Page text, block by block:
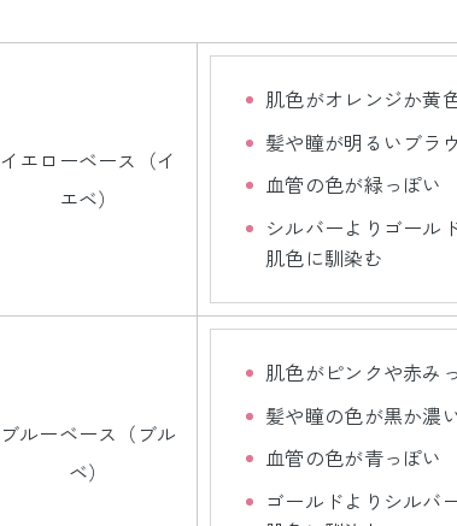
イエローベース（イ
エベ）
肌色がオレンジか黄
髪や瞳が明るいブラ
血管の色が緑っぽい
シルバーよりゴール
肌色に馴染む
ブルーベース（ブル
ベ）
肌色がピンクや赤み
髪や瞳の色が黒か濃
血管の色が青っぽい
ゴールドよりシルバ